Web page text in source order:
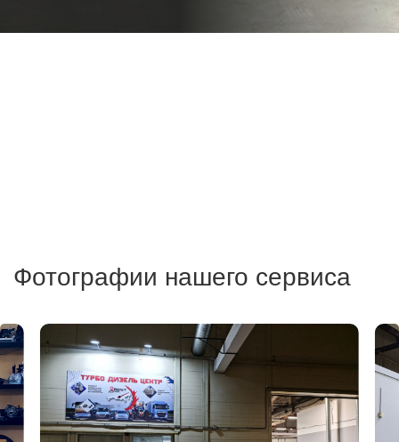
Фотографии нашего сервиса